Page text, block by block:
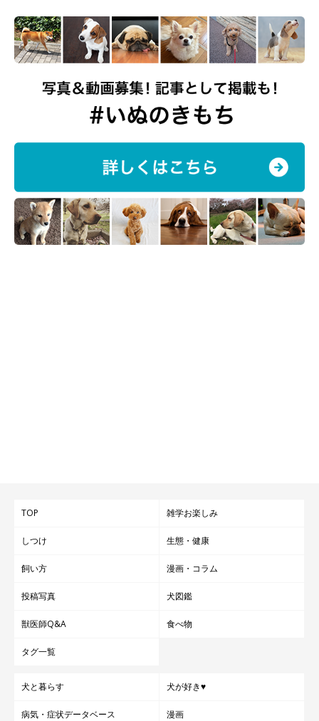
TOP 雑学お楽しみ
しつけ 生態・健康
飼い方 漫画・コラム
投稿写真 犬図鑑
獣医師Q&A 食べ物
タグ一覧
犬と暮らす 犬が好き♥
病気・症状データベース 漫画